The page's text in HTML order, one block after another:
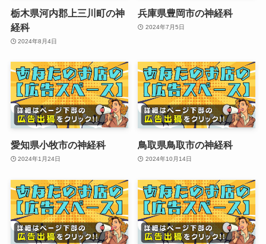
栃木県河内郡上三川町の神
経科
2024年8月4日
兵庫県豊岡市の神経科
2024年7月5日
愛知県小牧市の神経科
2024年1月24日
鳥取県鳥取市の神経科
2024年10月14日